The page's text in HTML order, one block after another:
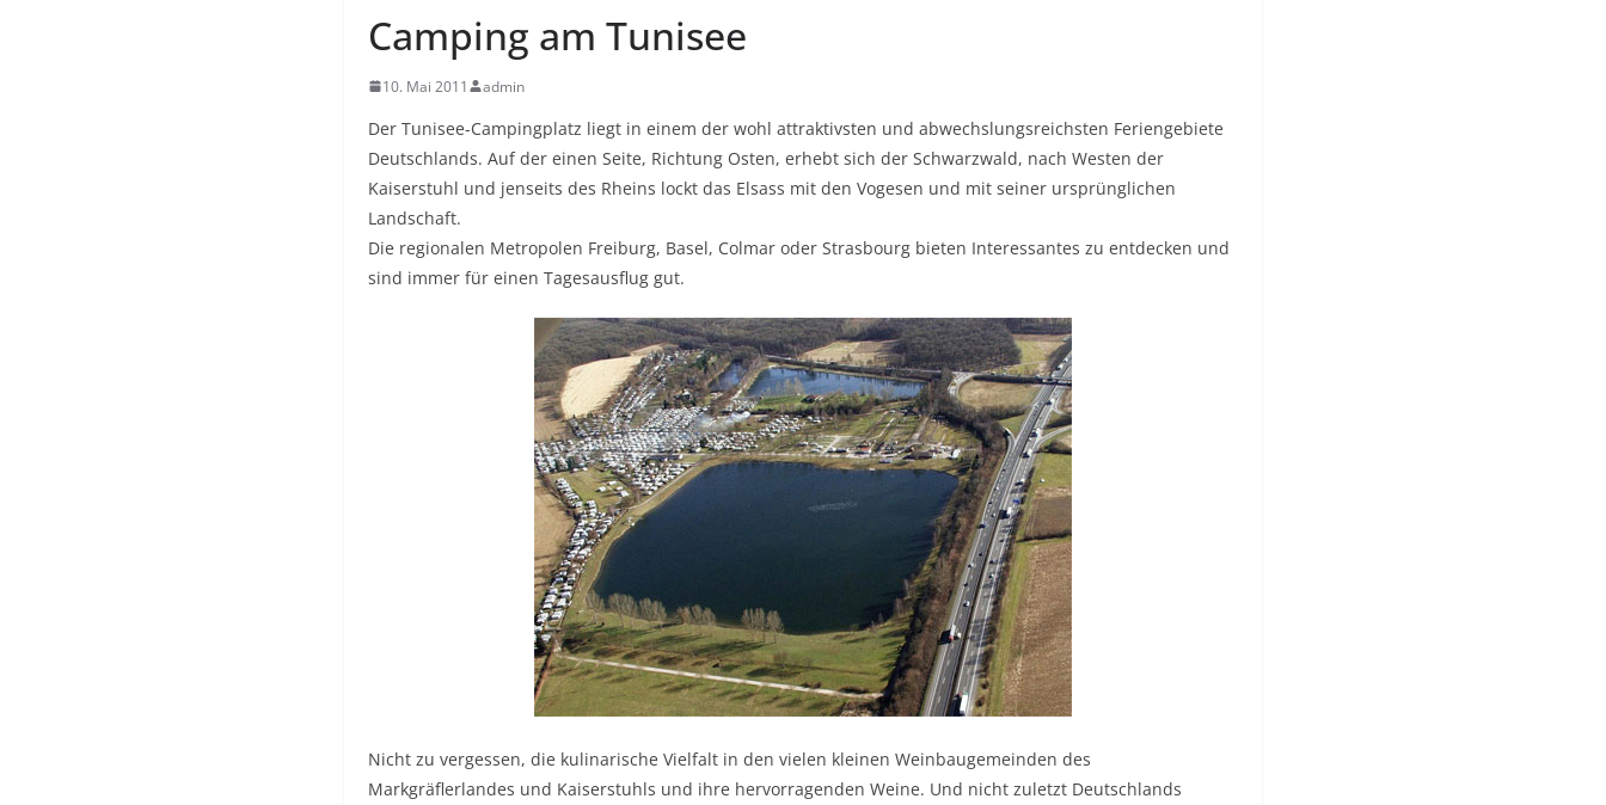
Camping am Tunisee
10. Mai 2011 admin
Der Tunisee-Campingplatz liegt in einem der wohl attraktivsten und abwechslungsreichsten Feriengebiete
Deutschlands. Auf der einen Seite, Richtung Osten, erhebt sich der Schwarzwald, nach Westen der
Kaiserstuhl und jenseits des Rheins lockt das Elsass mit den Vogesen und mit seiner ursprünglichen
Landschaft.
Die regionalen Metropolen Freiburg, Basel, Colmar oder Strasbourg bieten Interessantes zu entdecken und
sind immer für einen Tagesausflug gut.
Nicht zu vergessen, die kulinarische Vielfalt in den vielen kleinen Weinbaugemeinden des
Markgräflerlandes und Kaiserstuhls und ihre hervorragenden Weine. Und nicht zuletzt Deutschlands